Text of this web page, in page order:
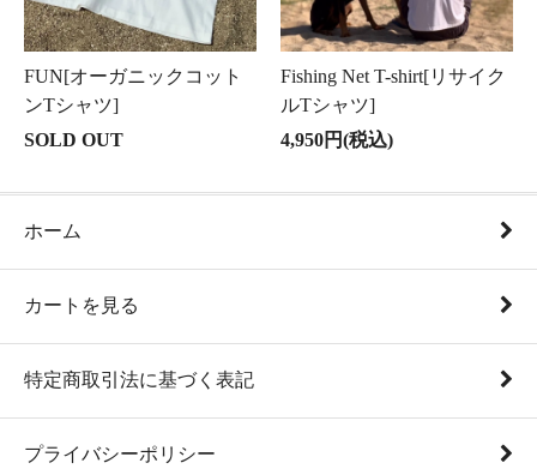
FUN[オーガニックコット
ンTシャツ]
SOLD OUT
Fishing Net T-shirt[リサイク
ルTシャツ]
4,950円(税込)
ホーム
カートを見る
特定商取引法に基づく表記
プライバシーポリシー